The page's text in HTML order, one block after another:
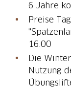
6 Jahre
Preise
16.00
Die
Nutzung